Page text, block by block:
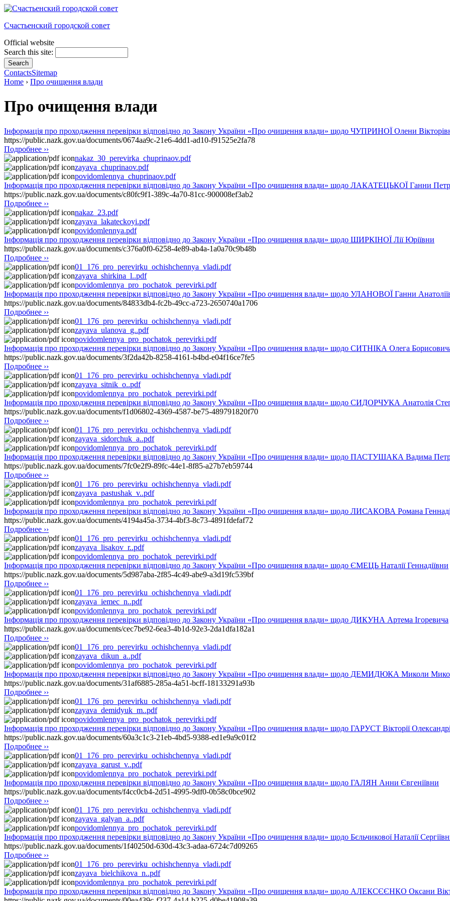
Счастьенский городской совет
Official website
Search this site:
ContactsSitemap
Home › Про очищення влади
Про очищення влади
Інформація про проходження перевірки відповідно до Закону України «Про очищення влади» щодо ЧУПРИНОЇ Олени
https://public.nazk.gov.ua/documents/0674aa9c-21e6-4dd1-ad10-f91525e2fa78
Подробнее ››
nakaz_30_perevirka_chuprinaov.pdf
zayava_chuprinaov.pdf
povidomlennya_chuprinaov.pdf
Інформація про проходження перевірки відповідно до Закону України «Про очищення влади» щодо ЛАКАТЕЦЬКОЇ Ганни
https://public.nazk.gov.ua/documents/c80fc9f1-389c-4a70-81cc-900008ef3ab2
Подробнее ››
nakaz_23.pdf
zayava_lakateckoyi.pdf
povidomlennya.pdf
Інформація про проходження перевірки відповідно до Закону України «Про очищення влади» щодо ШИРКІНОЇ Лії Юріївни
https://public.nazk.gov.ua/documents/c376a0f0-6258-4e89-ab4a-1a0a70c9b48b
Подробнее ››
01_176_pro_perevirku_ochishchennya_vladi.pdf
zayava_shirkina_l..pdf
povidomlennya_pro_pochatok_perevirki.pdf
Інформація про проходження перевірки відповідно до Закону України «Про очищення влади» щодо УЛАНОВОЇ Ганни
https://public.nazk.gov.ua/documents/84833db4-fc2b-49cc-a723-2650740a1706
Подробнее ››
01_176_pro_perevirku_ochishchennya_vladi.pdf
zayava_ulanova_g..pdf
povidomlennya_pro_pochatok_perevirki.pdf
Інформація про проходження перевірки відповідно до Закону України «Про очищення влади» щодо СИТНІКА Олега
https://public.nazk.gov.ua/documents/3f2da42b-8258-4161-b4bd-e04f16ce7fe5
Подробнее ››
01_176_pro_perevirku_ochishchennya_vladi.pdf
zayava_sitnik_o..pdf
povidomlennya_pro_pochatok_perevirki.pdf
Інформація про проходження перевірки відповідно до Закону України «Про очищення влади» щодо СИДОРЧУКА Анатолія
https://public.nazk.gov.ua/documents/f1d06802-4369-4587-be75-489791820f70
Подробнее ››
01_176_pro_perevirku_ochishchennya_vladi.pdf
zayava_sidorchuk_a..pdf
povidomlennya_pro_pochatok_perevirki.pdf
Інформація про проходження перевірки відповідно до Закону України «Про очищення влади» щодо ПАСТУШАКА Вадима
https://public.nazk.gov.ua/documents/7fc0e2f9-89fc-44e1-8f85-a27b7eb59744
Подробнее ››
01_176_pro_perevirku_ochishchennya_vladi.pdf
zayava_pastushak_v..pdf
povidomlennya_pro_pochatok_perevirki.pdf
Інформація про проходження перевірки відповідно до Закону України «Про очищення влади» щодо ЛИСАКОВА Романа
https://public.nazk.gov.ua/documents/4194a45a-3734-4bf3-8c73-4891fdefaf72
Подробнее ››
01_176_pro_perevirku_ochishchennya_vladi.pdf
zayava_lisakov_r..pdf
povidomlennya_pro_pochatok_perevirki.pdf
Інформація про проходження перевірки відповідно до Закону України «Про очищення влади» щодо ЄМЕЦЬ Наталії Геннадіївни
https://public.nazk.gov.ua/documents/5d987aba-2f85-4c49-abe9-a3d19fc539bf
Подробнее ››
01_176_pro_perevirku_ochishchennya_vladi.pdf
zayava_iemec_n..pdf
povidomlennya_pro_pochatok_perevirki.pdf
Інформація про проходження перевірки відповідно до Закону України «Про очищення влади» щодо ДИКУНА Артема Ігоревича
https://public.nazk.gov.ua/documents/cec7be92-6ea3-4b1d-92e3-2da1dfa182a1
Подробнее ››
01_176_pro_perevirku_ochishchennya_vladi.pdf
zayava_dikun_a..pdf
povidomlennya_pro_pochatok_perevirki.pdf
Інформація про проходження перевірки відповідно до Закону України «Про очищення влади» щодо ДЕМИДЮКА Миколи
https://public.nazk.gov.ua/documents/31af6885-285a-4a51-bcff-18133291a93b
Подробнее ››
01_176_pro_perevirku_ochishchennya_vladi.pdf
zayava_demidyuk_m..pdf
povidomlennya_pro_pochatok_perevirki.pdf
Інформація про проходження перевірки відповідно до Закону України «Про очищення влади» щодо ГАРУСТ Вікторії
https://public.nazk.gov.ua/documents/60a3c1c3-21eb-4bd5-9388-ed1e9a9c01f2
Подробнее ››
01_176_pro_perevirku_ochishchennya_vladi.pdf
zayava_garust_v..pdf
povidomlennya_pro_pochatok_perevirki.pdf
Інформація про проходження перевірки відповідно до Закону України «Про очищення влади» щодо ГАЛЯН Анни Євгеніївни
https://public.nazk.gov.ua/documents/f4cc0cb4-2d51-4995-9df0-0b58c0bce902
Подробнее ››
01_176_pro_perevirku_ochishchennya_vladi.pdf
zayava_galyan_a..pdf
povidomlennya_pro_pochatok_perevirki.pdf
Інформація про проходження перевірки відповідно до Закону України «Про очищення влади» щодо Бєльчикової Наталії
https://public.nazk.gov.ua/documents/1f40250d-630d-43c3-adaa-6724c7d09265
Подробнее ››
01_176_pro_perevirku_ochishchennya_vladi.pdf
zayava_bielchikova_n..pdf
povidomlennya_pro_pochatok_perevirki.pdf
Інформація про проходження перевірки відповідно до Закону України «Про очищення влади» щодо АЛЕКСЄЄНКО Оксани